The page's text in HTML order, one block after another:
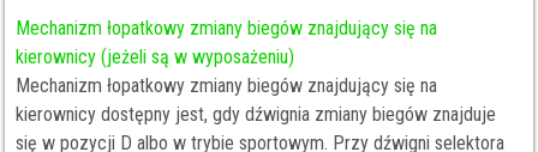
Mechanizm łopatkowy zmiany biegów znajdujący się na
kierownicy (jeżeli są w wyposażeniu)
Mechanizm łopatkowy zmiany biegów znajdujący się na
kierownicy dostępny jest, gdy dźwignia zmiany biegów znajduje
się w pozycji D albo w trybie sportowym. Przy dźwigni selektora